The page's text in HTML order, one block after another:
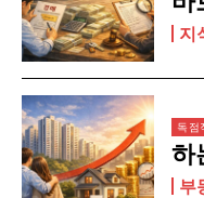
지
하
부